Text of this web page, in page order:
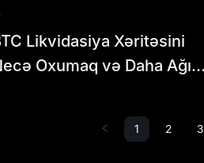
Likvidasiya Xəritəsini
Oxumaq və Daha Ağıllı
1 2 3